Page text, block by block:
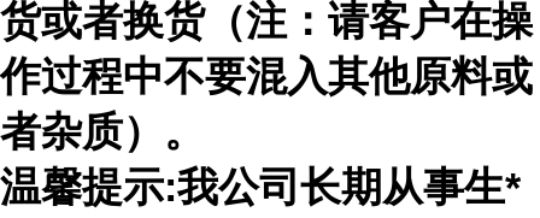
货或者换货（注：请客户在操
作过程中不要混入其他原料或
者杂质）。
温馨提示:我公司长期从事生*